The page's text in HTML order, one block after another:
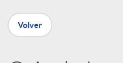
nVolver